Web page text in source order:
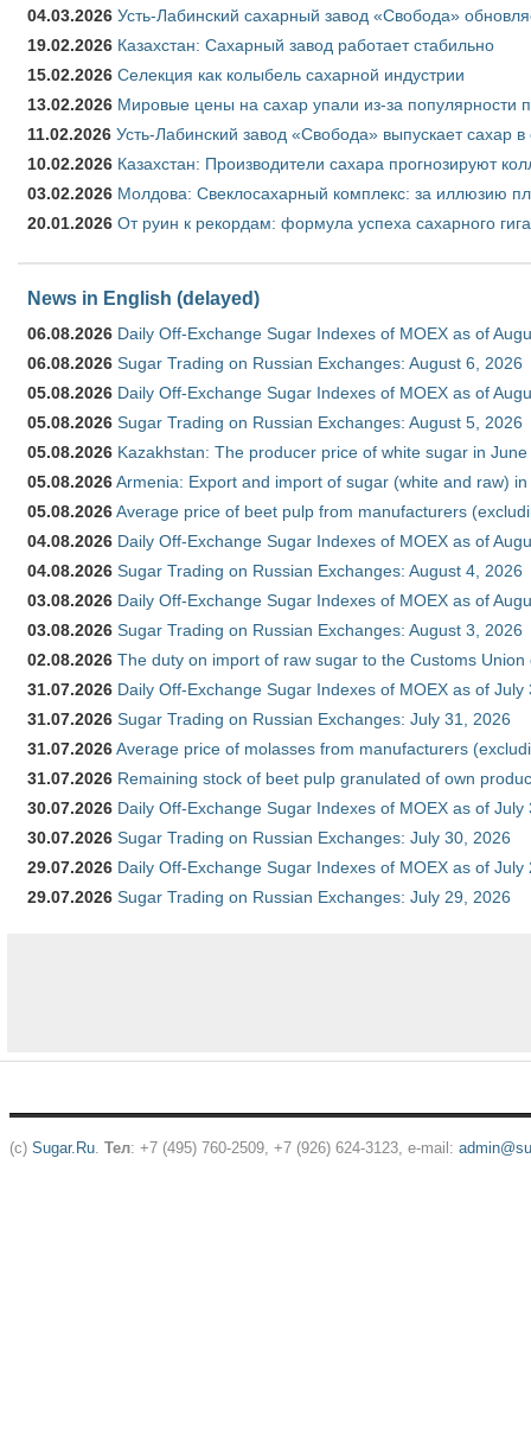
04.03.2026 Усть-Лабинский сахарный завод «Свобода»
19.02.2026 Казахстан: Сахарный завод работает стабильно
15.02.2026 Селекция как колыбель сахарной индустрии
13.02.2026 Мировые цены на сахар упали из-за популярности
11.02.2026 Усть-Лабинский завод «Свобода» выпускает сахар в
10.02.2026 Казахстан: Производители сахара прогнозируют
03.02.2026 Молдова: Свеклосахарный комплекс: за иллюзию
20.01.2026 От руин к рекордам: формула успеха сахарного
News in English (delayed)
06.08.2026 Daily Off-Exchange Sugar Indexes of MOEX as of
06.08.2026 Sugar Trading on Russian Exchanges: August 6, 2026
05.08.2026 Daily Off-Exchange Sugar Indexes of MOEX as of
05.08.2026 Sugar Trading on Russian Exchanges: August 5, 2026
05.08.2026 Kazakhstan: The producer price of white sugar in
05.08.2026Armenia: Export and import of sugar (white and raw)
05.08.2026Average price of beet pulp from manufacturers
04.08.2026 Daily Off-Exchange Sugar Indexes of MOEX as of
04.08.2026 Sugar Trading on Russian Exchanges: August 4, 2026
03.08.2026 Daily Off-Exchange Sugar Indexes of MOEX as of
03.08.2026 Sugar Trading on Russian Exchanges: August 3, 2026
02.08.2026 The duty on import of raw sugar to the Customs
31.07.2026 Daily Off-Exchange Sugar Indexes of MOEX as of July
31.07.2026 Sugar Trading on Russian Exchanges: July 31, 2026
31.07.2026Average price of molasses from manufacturers
31.07.2026 Remaining stock of beet pulp granulated of own
30.07.2026 Daily Off-Exchange Sugar Indexes of MOEX as of July
30.07.2026 Sugar Trading on Russian Exchanges: July 30, 2026
29.07.2026 Daily Off-Exchange Sugar Indexes of MOEX as of July
29.07.2026 Sugar Trading on Russian Exchanges: July 29, 2026
(c) Sugar.Ru. Тел: +7 (495) 760-2509, +7 (926) 624-3123, e-mail: